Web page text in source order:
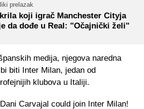
prelazak
koji igrač Manchester Cityja
da dođe u Real: "Očajnički želi"
medija, njegova naredna
biti Inter Milan, jedan od
klubova u Italiji.
Carvajal could join Inter Milan!